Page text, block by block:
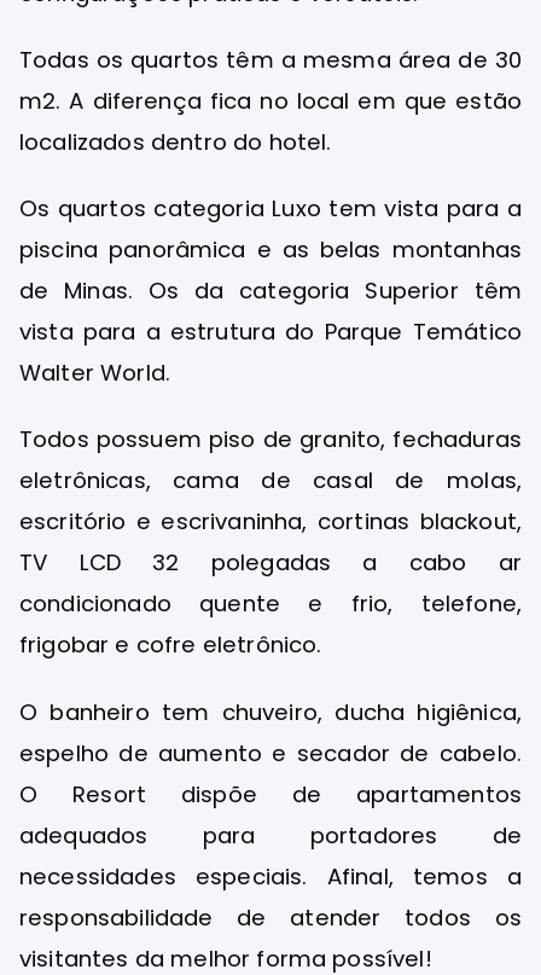
Todas os quartos têm a mesma área de 30
m2. A diferença fica no local em que estão
localizados dentro do hotel.
Os quartos categoria Luxo tem vista para a
piscina panorâmica e as belas montanhas
de Minas. Os da categoria Superior têm
vista para a estrutura do Parque Temático
Walter World.
Todos possuem piso de granito, fechaduras
eletrônicas, cama de casal de molas,
escritório e escrivaninha, cortinas blackout,
TV LCD 32 polegadas a cabo ar
condicionado quente e frio, telefone,
frigobar e cofre eletrônico.
O banheiro tem chuveiro, ducha higiênica,
espelho de aumento e secador de cabelo.
O Resort dispõe de apartamentos
adequados para portadores de
necessidades especiais. Afinal, temos a
responsabilidade de atender todos os
visitantes da melhor forma possível!